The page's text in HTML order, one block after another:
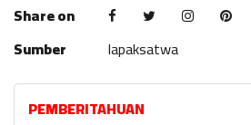
Share on
Sumber
lapaksatwa
PEMBERITAHUAN